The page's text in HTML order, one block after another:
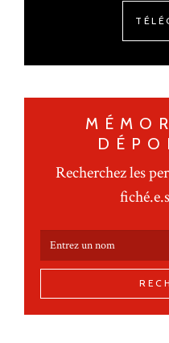
Recherchez les